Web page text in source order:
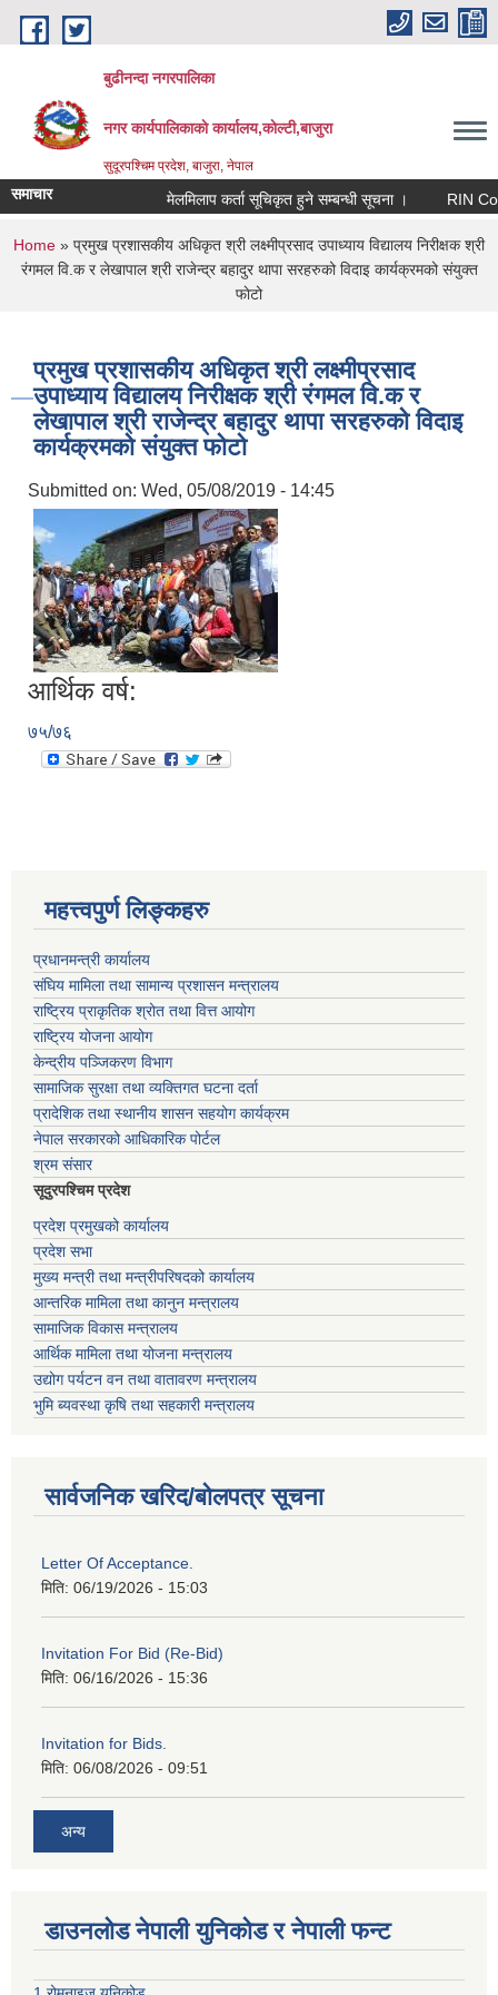
Skip to main content
बुढीनन्दा नगरपालिका
नगर कार्यपालिकाकाे कार्यालय,काेल्टी,बाजुरा
सुदूरपश्चिम प्रदेश, बाजुरा, नेपाल
समाचार मेलमिलाप कर्ता सूचिकृत हुने सम्बन्धी सूचना । RIN Cohor
You are here
Home » प्रमुख प्रशासकीय अधिकृत श्री लक्ष्मीप्रसाद उपाध्याय विद्यालय निरीक्षक श्री
रंगमल वि.क र लेखापाल श्री राजेन्द्र बहादुर थापा सरहरुको विदाइ कार्यक्रमको संयुक्त
फाेटो
प्रमुख प्रशासकीय अधिकृत श्री लक्ष्मीप्रसाद
उपाध्याय विद्यालय निरीक्षक श्री रंगमल वि.क र
लेखापाल श्री राजेन्द्र बहादुर थापा सरहरुको विदाइ
कार्यक्रमको संयुक्त फाेटो
Submitted on: Wed, 05/08/2019 - 14:45
आर्थिक वर्ष:
७५/७६
महत्त्वपुर्ण लिङ्कहरु
प्रधानमन्त्री कार्यालय
संघिय मामिला तथा सामान्य प्रशासन मन्त्रालय
राष्ट्रिय प्राकृतिक श्रोत तथा वित्त आयोग
राष्ट्रिय योजना आयोग
केन्द्रीय पञ्जिकरण विभाग
सामाजिक सुरक्षा तथा व्यक्तिगत घटना दर्ता
प्रादेशिक तथा स्थानीय शासन सहयोग कार्यक्रम
नेपाल सरकारको आधिकारिक पोर्टल
श्रम संसार
सूदुरपश्चिम प्रदेश
प्रदेश प्रमुखको कार्यालय
प्रदेश सभा
मुख्य मन्त्री तथा मन्त्रीपरिषदको कार्यालय
आन्तरिक मामिला तथा कानुन मन्त्रालय
सामाजिक विकास मन्त्रालय
आर्थिक मामिला तथा योजना मन्त्रालय
उद्योग पर्यटन वन तथा वातावरण मन्त्रालय
भुमि ब्यवस्था कृषि तथा सहकारी मन्त्रालय
सार्वजनिक खरिद/बोलपत्र सूचना
Letter Of Acceptance.
मिति: 06/19/2026 - 15:03
Invitation For Bid (Re-Bid)
मिति: 06/16/2026 - 15:36
Invitation for Bids.
मिति: 06/08/2026 - 09:51
अन्य
डाउनलोड नेपाली युनिकोड र नेपाली फन्ट